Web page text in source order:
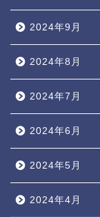
2024年9月
2024年8月
2024年7月
2024年6月
2024年5月
2024年4月